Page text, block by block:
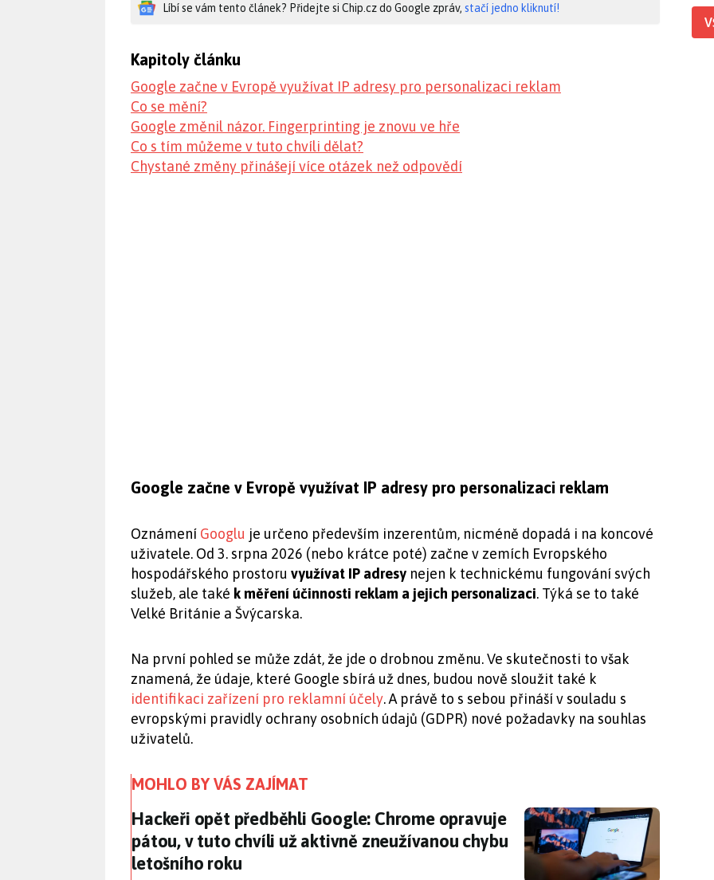
Líbí se vám tento článek? Přidejte si Chip.cz do Google zpráv, stačí jedno kliknutí!
Kapitoly článku
Google začne v Evropě využívat IP adresy pro personalizaci reklam
Co se mění?
Google změnil názor. Fingerprinting je znovu ve hře
Co s tím můžeme v tuto chvíli dělat?
Chystané změny přinášejí více otázek než odpovědí
Google začne v Evropě využívat IP adresy pro personalizaci reklam
Oznámení Googlu je určeno především inzerentům, nicméně dopadá i na koncové
uživatele. Od 3. srpna 2026 (nebo krátce poté) začne v zemích Evropského
hospodářského prostoru využívat IP adresy nejen k technickému fungování svých
služeb, ale také k měření účinnosti reklam a jejich personalizaci. Týká se to také
Velké Británie a Švýcarska.
Na první pohled se může zdát, že jde o drobnou změnu. Ve skutečnosti to však
znamená, že údaje, které Google sbírá už dnes, budou nově sloužit také k
identifikaci zařízení pro reklamní účely. A právě to s sebou přináší v souladu s
evropskými pravidly ochrany osobních údajů (GDPR) nové požadavky na souhlas
uživatelů.
MOHLO BY VÁS ZAJÍMAT
Hackeři opět předběhli Google: Chrome opravuje pátou, v tuto chvíli už
Hackeři opět předběhli Google: Chrome opravuje
pátou, v tuto chvíli už aktivně zneužívanou chybu
letošního roku